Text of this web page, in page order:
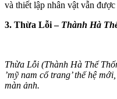
và thiết lập nhân vật vẫn
3. Thừa Lỗi – Thành Hà
Thừa Lỗi (Thành Hà Thể
’mỹ nam cổ trang’ thế hệ
màn ảnh.